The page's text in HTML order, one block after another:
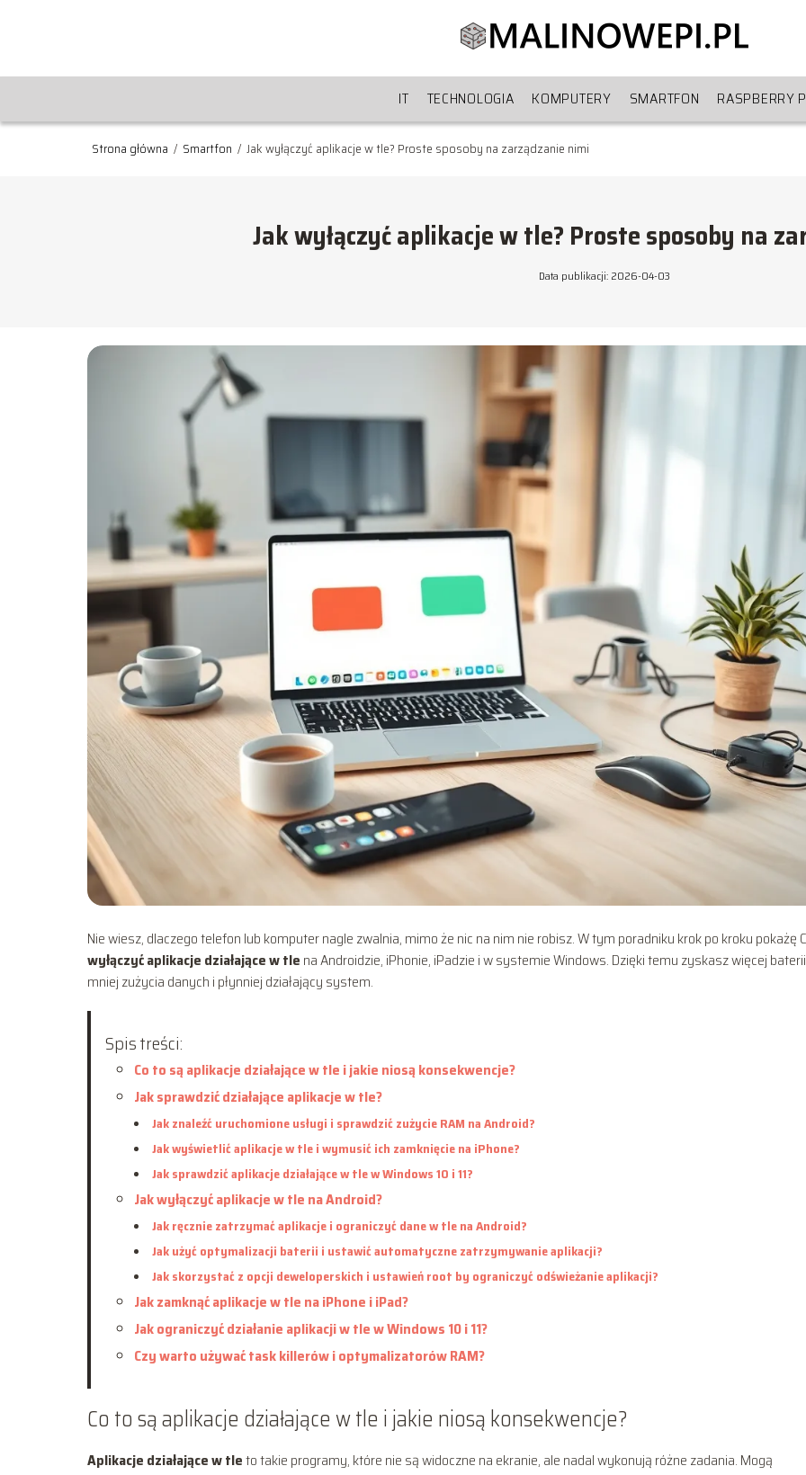
IT TECHNOLOGIA KOMPUTERY SMARTFON RASPBERRY
Strona główna / Smartfon / Jak wyłączyć aplikacje w tle? Proste sposoby na zarządzanie nimi
Jak wyłączyć aplikacje w tle? Proste sposoby na
Data publikacji: 2026-04-03
Nie wiesz, dlaczego telefon lub komputer nagle zwalnia, mimo że nic na nim nie robisz. W tym poradniku krok po kroku pokażę
wyłączyć aplikacje działające w tle na Androidzie, iPhonie, iPadzie i w systemie Windows. Dzięki temu zyskasz więcej
mniej zużycia danych i płynniej działający system.
Spis treści:
Co to są aplikacje działające w tle i jakie niosą konsekwencje?
Jak sprawdzić działające aplikacje w tle?
Jak znaleźć uruchomione usługi i sprawdzić zużycie RAM na Android?
Jak wyświetlić aplikacje w tle i wymusić ich zamknięcie na iPhone?
Jak sprawdzić aplikacje działające w tle w Windows 10 i 11?
Jak wyłączyć aplikacje w tle na Android?
Jak ręcznie zatrzymać aplikacje i ograniczyć dane w tle na Android?
Jak użyć optymalizacji baterii i ustawić automatyczne zatrzymywanie aplikacji?
Jak skorzystać z opcji deweloperskich i ustawień root by ograniczyć odświeżanie aplikacji?
Jak zamknąć aplikacje w tle na iPhone i iPad?
Jak ograniczyć działanie aplikacji w tle w Windows 10 i 11?
Czy warto używać task killerów i optymalizatorów RAM?
Co to są aplikacje działające w tle i jakie niosą konsekwencje?
Aplikacje działające w tleto takie programy, które nie są widoczne na ekranie, ale nadal wykonują różne zadania. Mogą